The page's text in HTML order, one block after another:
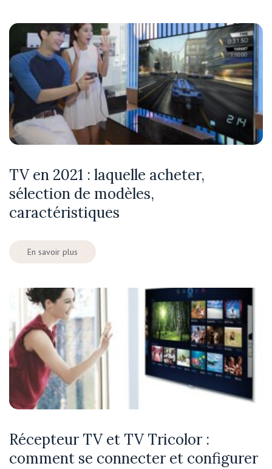
TV en 2021 : laquelle acheter,
sélection de modèles,
caractéristiques
En savoir plus
Récepteur TV et TV Tricolor :
comment se connecter et configurer